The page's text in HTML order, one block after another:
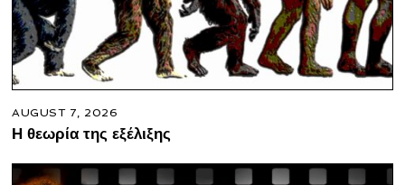
AUGUST 7, 2026
Η θεωρία της εξέλιξης